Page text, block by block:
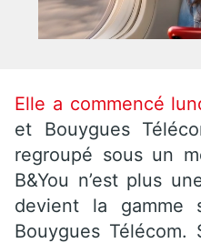
Elle a commencé
et Bouygues
regroupé sous un
B&You n’est plus
devient la gamme
Bouygues Télécom.